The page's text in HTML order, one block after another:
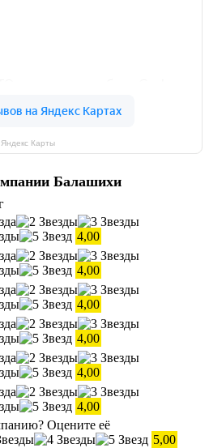
Яндекс Карты
Балашихи
4,00
4,00
4,00
4,00
4,00
4,00
Оцените её
5,00